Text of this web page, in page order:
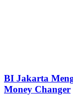
BI Jakarta
Money Changer